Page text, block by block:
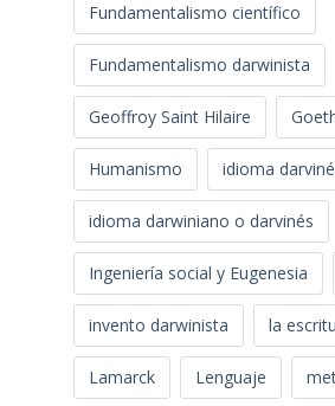
Fundamentalismo científico
Fundamentalismo darwinista
Geoffroy Saint Hilaire
Humanismo idioma
idioma darwiniano o darvinés
Ingeniería social y Eugenesia
invento darwinista la
Lamarck Lenguaje